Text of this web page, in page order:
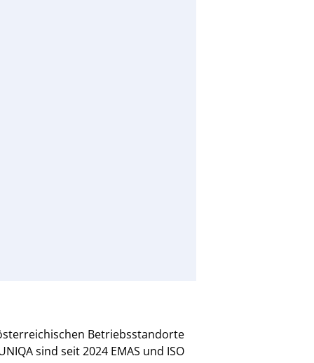
Betriebsstandorte
sind seit 2024 EMAS und ISO